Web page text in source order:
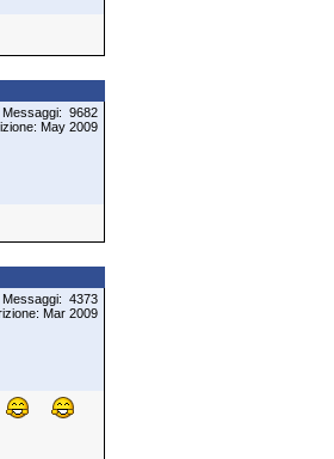
Messaggi: 9682
May 2009
Messaggi: 4373
Mar 2009